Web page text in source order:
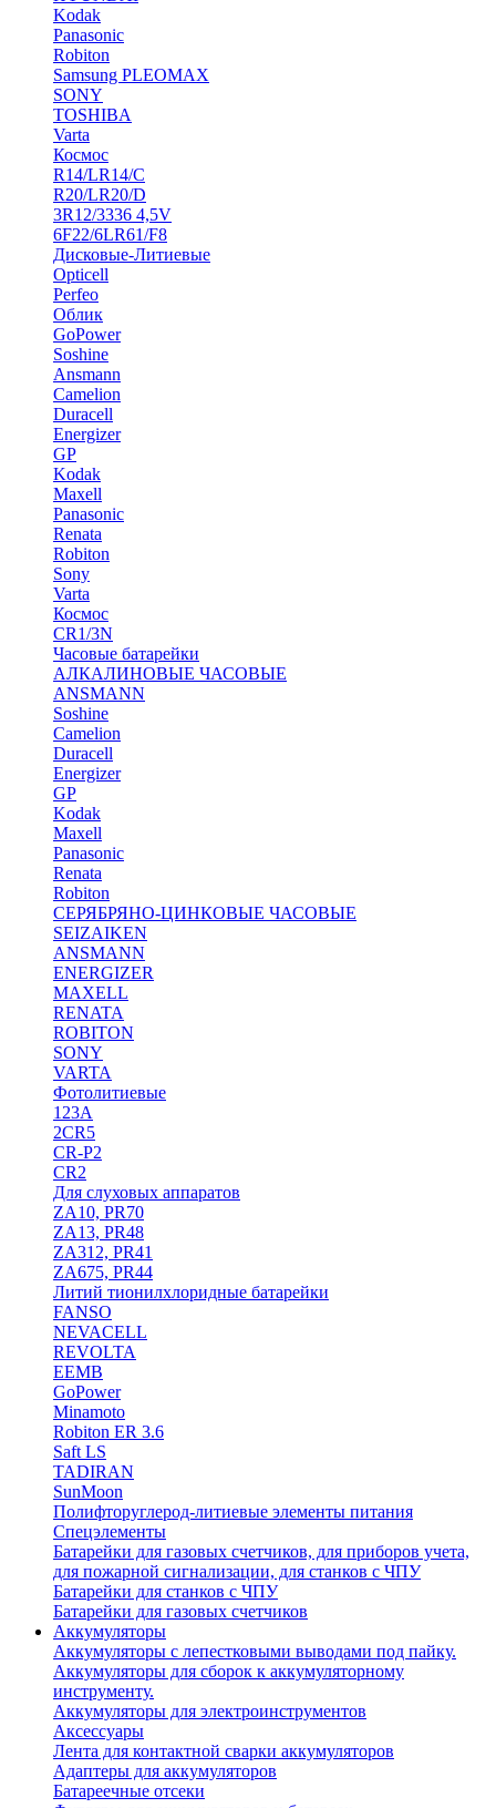
Kodak
Panasonic
Robiton
Samsung PLEOMAX
SONY
TOSHIBA
Varta
Космос
R14/LR14/C
R20/LR20/D
3R12/3336 4,5V
6F22/6LR61/F8
Дисковые-Литиевые
Opticell
Perfeo
Облик
GoPower
Soshine
Ansmann
Camelion
Duracell
Energizer
GP
Kodak
Maxell
Panasonic
Renata
Robiton
Sony
Varta
Космос
CR1/3N
Часовые батарейки
АЛКАЛИНОВЫЕ ЧАСОВЫЕ
ANSMANN
Soshine
Camelion
Duracell
Energizer
GP
Kodak
Maxell
Panasonic
Renata
Robiton
СЕРЯБРЯНО-ЦИНКОВЫЕ ЧАСОВЫЕ
SEIZAIKEN
ANSMANN
ENERGIZER
MAXELL
RENATA
ROBITON
SONY
VARTA
Фотолитиевые
123A
2CR5
CR-P2
CR2
Для слуховых аппаратов
ZA10, PR70
ZA13, PR48
ZA312, PR41
ZA675, PR44
Литий тионилхлоридные батарейки
FANSO
NEVACELL
REVOLTA
EEMB
GoPower
Minamoto
Robiton ER 3.6
Saft LS
TADIRAN
SunMoon
Полифторуглерод-литиевые элементы питания
Спецэлементы
Батарейки для газовых счетчиков, для приборов учета,
для пожарной сигнализации, для станков с ЧПУ
Батарейки для станков с ЧПУ
Батарейки для газовых счетчиков
Аккумуляторы
Аккумуляторы с лепестковыми выводами под пайку.
Аккумуляторы для сборок к аккумуляторному
инструменту.
Аккумуляторы для электроинструментов
Аксессуары
Лента для контактной сварки аккумуляторов
Адаптеры для аккумуляторов
Батареечные отсеки